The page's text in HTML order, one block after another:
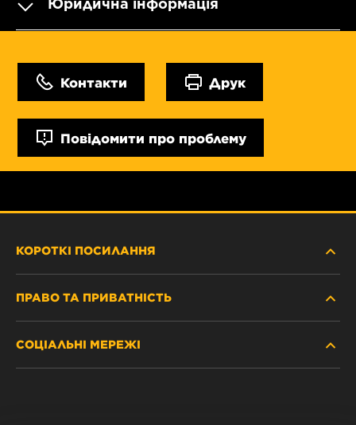
Юридична інформація
Контакти Друк
Повідомити про проблему
КОРОТКІ ПОСИЛАННЯ
ПРАВО ТА ПРИВАТНІСТЬ
СОЦІАЛЬНІ МЕРЕЖІ